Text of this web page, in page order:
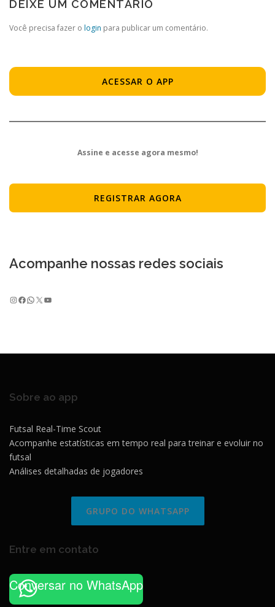
DEIXE UM COMENTÁRIO
Você precisa fazer o login para publicar um comentário.
ACESSAR O APP
Assine e acesse agora mesmo!
REGISTRAR AGORA
Acompanhe nossas redes sociais
InstagramFacebook WhatsApp X Youtube
Sobre ao app
Futsal Real-Time Scout
Acompanhe estatísticas em tempo real para treinar e evoluir no
futsal
Análises detalhadas de jogadores
GRUPO DO WHATSAPP
Entre em contato
Conversar no WhatsApp